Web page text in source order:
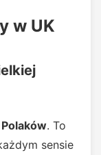
w UK
. To
sensie